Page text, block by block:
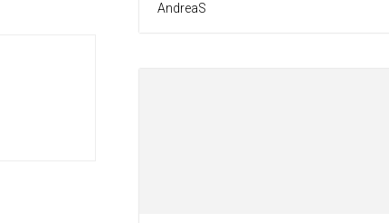
AndreaS